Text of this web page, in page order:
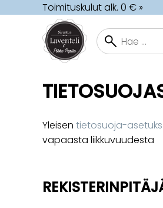
Toimituskulut alk. 0 € »
Yleisen tietosuoja-
vapaasta liikkuvuudesta